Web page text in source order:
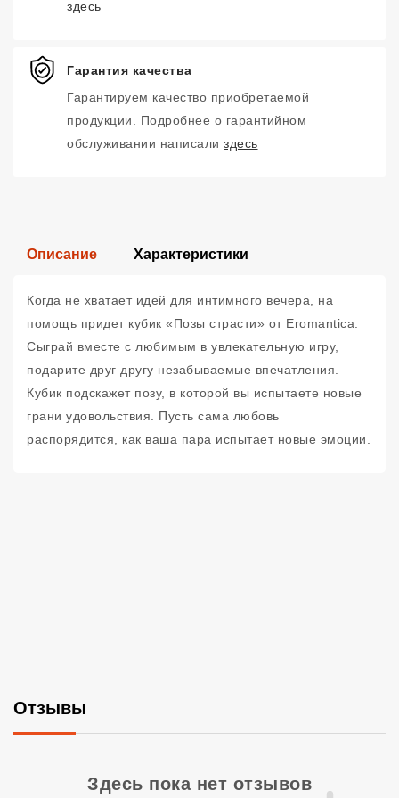
здесь
Гарантия качества
Гарантируем качество приобретаемой
продукции. Подробнее о гарантийном
обслуживании написали здесь
Описание Характеристики
Когда не хватает идей для интимного вечера, на
помощь придет кубик «Позы страсти» от Eromantica.
Сыграй вместе с любимым в увлекательную игру,
подарите друг другу незабываемые впечатления.
Кубик подскажет позу, в которой вы испытаете новые
грани удовольствия. Пусть сама любовь
распорядится, как ваша пара испытает новые эмоции.
Отзывы
Здесь пока нет отзывов